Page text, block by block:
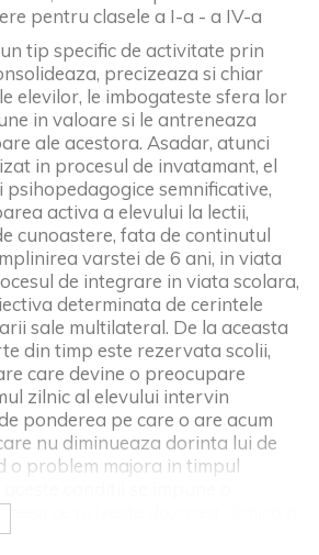
pentru clasele a I-a - a IV-a
tip specific de activitate prin
precizeaza si chiar
elevilor, le imbogateste sfera lor
in valoare si le antreneaza
ale acestora. Asadar, atunci
in procesul de invatamant, el
semnificative,
activa a elevului la lectii,
cunoastere, fata de continutul
varstei de 6 ani, in viata
de integrare in viata scolara,
determinata de cerintele
sale multilateral. De la aceasta
din timp este rezervata scolii,
care devine o preocupare
zilnic al elevului intervin
ponderea pe care o are acum
nu diminueaza dorinta lui de
o problem majora in timpul
ce priveste dozarea ritmica a
matematice ce trebuie